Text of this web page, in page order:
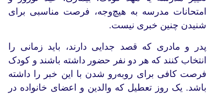
امتحانات مدرسه به هیچ‌وجه، فرصت مناسبی برای
شنیدن چنین خبری نیست.
پدر و مادری که قصد جدایی دارند، باید زمانی را
انتخاب کنند که هر دو نفر حضور داشته باشند و کودک
فرصت کافی برای رو‌به‌رو شدن با این خبر را داشته
باشد. یک روز تعطیل که والدین و اعضای خانواده در